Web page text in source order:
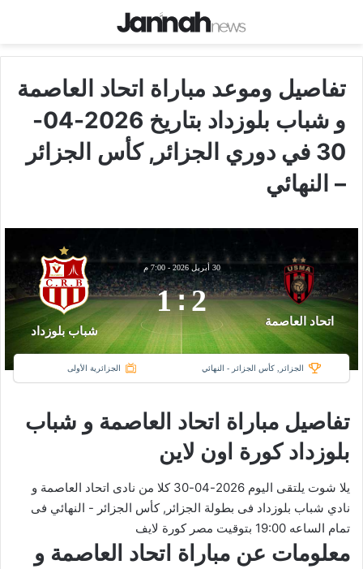
تفاصيل وموعد مباراة اتحاد العاصمة
و شباب بلوزداد بتاريخ 2026-04-
30 في دوري الجزائر, كأس الجزائر
– النهائي
اتحاد العاصمة
30 أبريل 2026 -7:00 م
2
:
1
شباب بلوزداد
الجزائر, كأس الجزائر - النهائي الجزائرية الأولى
تفاصيل مباراة اتحاد العاصمة و شباب
بلوزداد كورة اون لاين
يلا شوت يلتقى اليوم 2026-04-30 كلا من نادى اتحاد العاصمة و
نادي شباب بلوزداد فى بطولة الجزائر, كأس الجزائر - النهائي فى
تمام الساعه 19:00 بتوقيت مصر كورة لايف
معلومات عن مباراة اتحاد العاصمة و